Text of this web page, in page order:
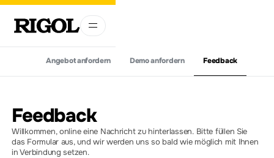
Angebot anfordern Demo anfordern Feedback
Feedback
Willkommen, online eine Nachricht zu hinterlassen. Bitte füllen Sie
das Formular aus, und wir werden uns so bald wie möglich mit Ihnen
in Verbindung setzen.